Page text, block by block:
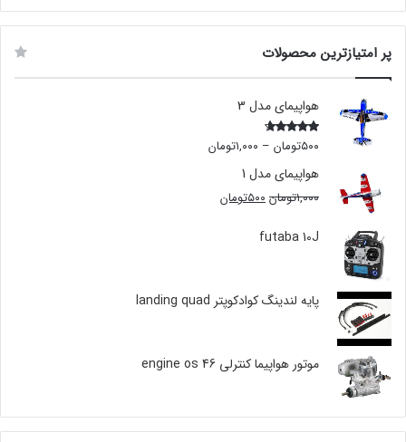
پر امتیازترین محصولات
هواپیمای مدل 3
Rated
4.00
of 5
۵۰۰تومان – ۱,۰۰۰تومان
هواپیمای مدل 1
۱,۰۰۰تومان۵۰۰تومان
futaba 10J
پایه لندینگ کوادکوپتر landing quad
موتور هواپیما کنترلی engine os 46